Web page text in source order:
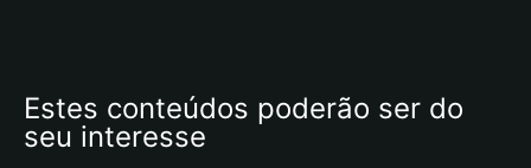
Estes conteúdos poderão ser do
seu interesse